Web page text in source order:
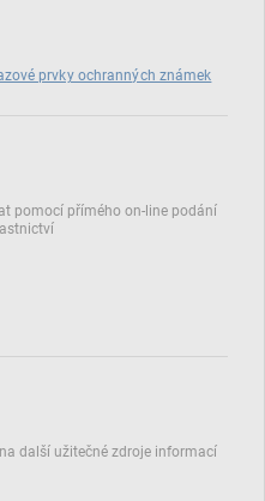
prvky ochranných známek
pomocí přímého on‑line podání
další užitečné zdroje informací